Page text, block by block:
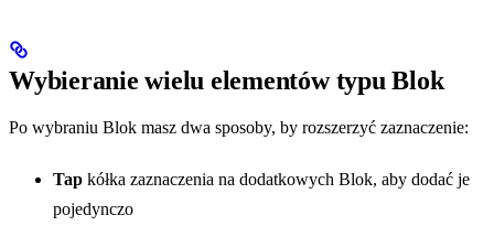
Wybieranie wielu elementów typu Blok
Po wybraniu Blok masz dwa sposoby, by rozszerzyć zaznaczenie:
Tap kółka zaznaczenia na dodatkowych Blok, aby dodać je
pojedynczo